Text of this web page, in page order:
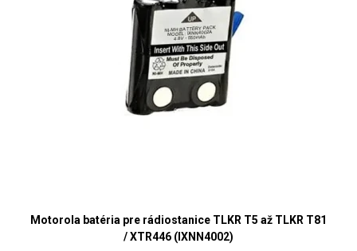
Motorola batéria pre rádiostanice TLKR T5 až TLKR T81
/ XTR446 (IXNN4002)